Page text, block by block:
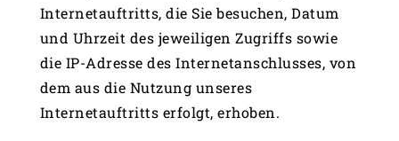
Internetauftritts, die Sie besuchen, Datum
und Uhrzeit des jeweiligen Zugriffs sowie
die IP-Adresse des Internetanschlusses, von
dem aus die Nutzung unseres
Internetauftritts erfolgt, erhoben.